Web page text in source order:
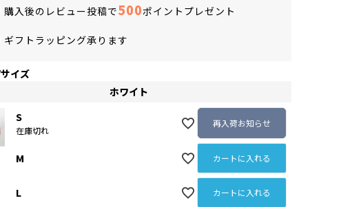
購入後のレビュー投稿で500ポイントプレゼント
ギフトラッピング承ります
サイズ
ホワイト
S
在庫切れ
再入荷お知らせ
M カートに入れる
L カートに入れる